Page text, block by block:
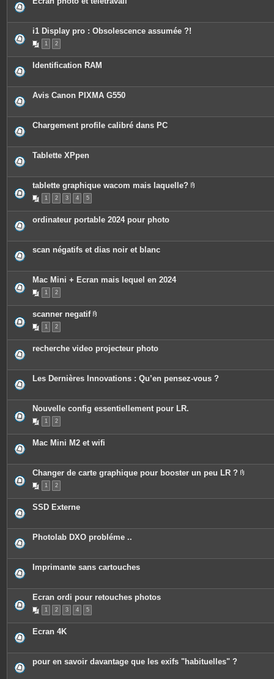
i1 Display pro : Obsolescence assumée ?!
1 2
Identification RAM
Avis Canon PIXMA G550
Chargement profile calibré dans PC
Tablette XPpen
tablette graphique wacom mais laquelle?
c
o
e
1 2 3 4 5
ordinateur portable 2024 pour photo
scan négatifs et dias noir et blanc
Mac Mini + Ecran mais lequel en 2024
1 2
scanner negatif
c
e
o
i
e
s
1 2
recherche video projecteur photo
Les Dernières Innovations : Qu’en pensez-vous ?
Nouvelle config essentiellement pour LR.
1 2
Mac Mini M2 et wifi
Changer de carte graphique pour booster un peu LR ?
c
o
e
1 2
SSD Externe
Photolab DXO probléme ..
Imprimante sans cartouches
Ecran ordi pour retouches photos
1 2 3 4 5
Ecran 4K
pour en savoir davantage que les exifs "habituelles" ?